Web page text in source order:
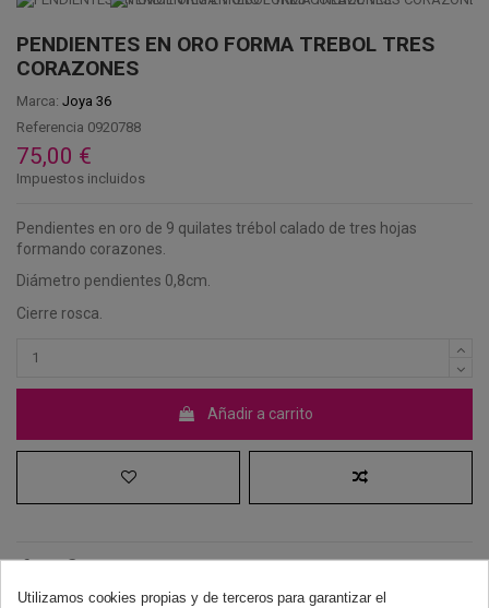
PENDIENTES EN ORO FORMA TREBOL TRES
CORAZONES
Marca: Joya 36
Referencia 0920788
75,00 €
Impuestos incluidos
Pendientes en oro de 9 quilates trébol calado de tres hojas
formando corazones.
Diámetro pendientes 0,8cm.
Cierre rosca.
Añadir a carrito
Utilizamos cookies propias y de terceros para garantizar el